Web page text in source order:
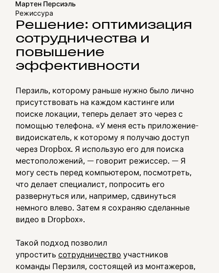
Мартен Персиэль
Режиссура
Решение: оптимизация
сотрудничества и
повышение
эффективности
Перзиль, которому раньше нужно было лично
присутствовать на каждом кастинге или
поиске локации, теперь делает это через с
помощью телефона. «У меня есть приложение-
видоискатель, к которому я получаю доступ
через Dropbox. Я использую его для поиска
местоположений, — говорит режиссер. — Я
могу сесть перед компьютером, посмотреть,
что делает специалист, попросить его
развернуться или, например, сдвинуться
немного влево. Затем я сохраняю сделанные
видео в Dropbox».
Такой подход позволил
упростить сотрудничество участников
команды Перзиля, состоящей из монтажеров,